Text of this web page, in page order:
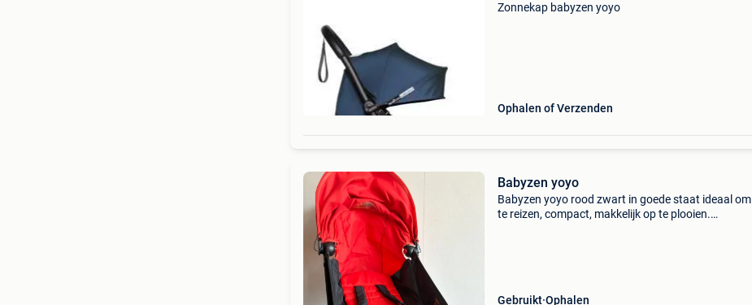
Zonnekap babyzen yoyo
Ophalen of Verzenden
Babyzen yoyo
Babyzen yoyo rood zwart in goede staat ideaal om
te reizen, compact, makkelijk op te plooien.
Gebruikt Ophalen